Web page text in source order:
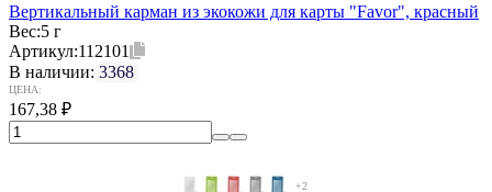
Вертикальный карман из экокожи для карты "Favor", красный
Вес:5 г
Артикул:112101
В наличии: 3368
ЦЕНА:
167,38 ₽
+2